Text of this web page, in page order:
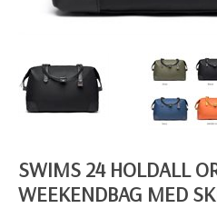
SWIMS 24 HOLDALL
WEEKENDBAG MED